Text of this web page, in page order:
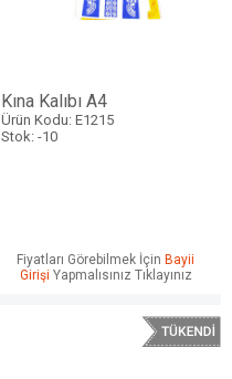
Kına Kalıbı A4
Ürün Kodu: E1215
Stok: -10
Fiyatları Görebilmek İçin Bayii
Girişi Yapmalısınız Tıklayınız